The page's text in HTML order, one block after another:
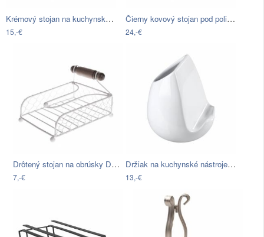
Krémový stojan na kuchynské nástroje…
15,-€
Čierny kovový stojan pod poličku na…
24,-€
Drôtený stojan na obrúsky Dakls
7,-€
Držiak na kuchynské nástroje so…
13,-€